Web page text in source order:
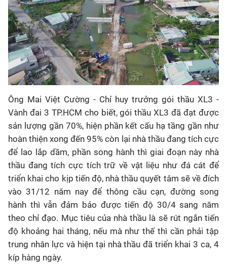
Ông Mai Việt Cường - Chỉ huy trưởng gói thầu XL3 -
Vành đai 3 TP.HCM cho biết, gói thầu XL3 đã đạt được
sản lượng gần 70%, hiện phần kết cấu hạ tầng gần như
hoàn thiện xong đến 95% còn lại nhà thầu đang tích cực
để lao lắp dầm, phần song hành thì giai đoạn này nhà
thầu đang tích cực tích trữ về vật liệu như đá cát để
triển khai cho kịp tiến độ, nhà thầu quyết tâm sẽ về đích
vào 31/12 năm nay để thông cầu cạn, đường song
hành thì vẫn đảm bảo được tiến độ 30/4 sang năm
theo chỉ đạo. Mục tiêu của nhà thầu là sẽ rút ngắn tiến
độ khoảng hai tháng, nếu mà như thế thì cần phải tập
trung nhân lực và hiện tại nhà thầu đã triển khai 3 ca, 4
kíp hàng ngày.